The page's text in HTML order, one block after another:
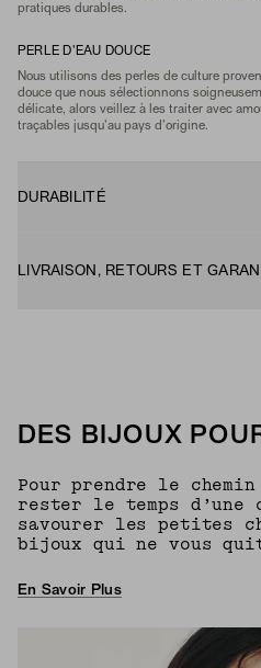
pratiques durables.
PERLE D'EAU DOUCE
Nous utilisons des perles de culture
douce que nous sélectionnons
délicate, alors veillez à les traiter avec
traçables jusqu'au pays d'origine.
DURABILITÉ
LIVRAISON, RETOURS ET
DES BIJOUX
Pour prendre le
rester le temps d’une
savourer les petites
bijoux qui ne vous
En Savoir Plus